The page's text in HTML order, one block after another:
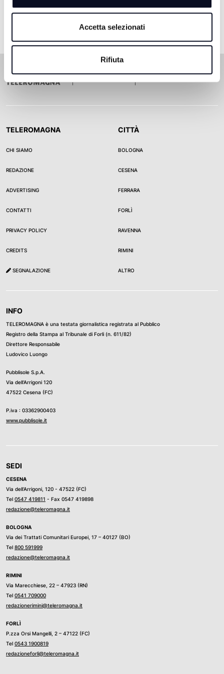
Accetta selezionati
Rifiuta
TELEROMAGNA
CHI SIAMO
REDAZIONE
ADVERTISING
CONTATTI
PRIVACY POLICY
CREDITS
SEGNALAZIONE
CITTÀ
BOLOGNA
CESENA
FERRARA
FORLÌ
RAVENNA
RIMINI
ALTRO
INFO
TELEROMAGNA è una testata giornalistica registrata al Pubblico
Registro della Stampa al Tribunale di Forli (n. 611/82)
Direttore Responsabile
Ludovico Luongo
Pubblisole S.p.A.
Via dell’Arrigoni 120
47522 Cesena (FC)
P.iva : 03362900403
www.pubblisole.it
SEDI
CESENA
Via dell’Arrigoni, 120 - 47522 (FC)
Tel 0547 419811 - Fax 0547 419898
redazione@teleromagna.it
BOLOGNA
Via dei Trattati Comunitari Europei, 17 – 40127 (BO)
Tel 800 591999
redazione@teleromagna.it
RIMINI
Via Marecchiese, 22 – 47923 (RN)
Tel 0541 709000
redazionerimini@teleromagna.it
FORLÌ
P.zza Orsi Mangelli, 2 – 47122 (FC)
Tel 0543 1900819
redazioneforli@teleromagna.it